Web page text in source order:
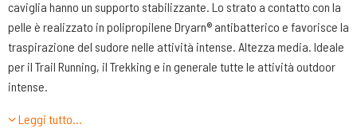
caviglia hanno un supporto stabilizzante. Lo strato a contatto con la
pelle è realizzato in polipropilene Dryarn® antibatterico e favorisce la
traspirazione del sudore nelle attività intense. Altezza media. Ideale
per il Trail Running, il Trekking e in generale tutte le attività outdoor
intense.
Caratteristiche tecniche:
Leggi tutto…